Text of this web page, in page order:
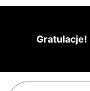
Gratulacje!